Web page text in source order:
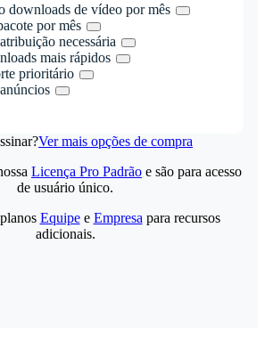
downloads de vídeo por mês
por mês
necessária
mais rápidos
prioritário
Ver mais opções de compra
Licença Pro Padrão e são para acesso
de usuário único.
Equipee Empresa para recursos
adicionais.